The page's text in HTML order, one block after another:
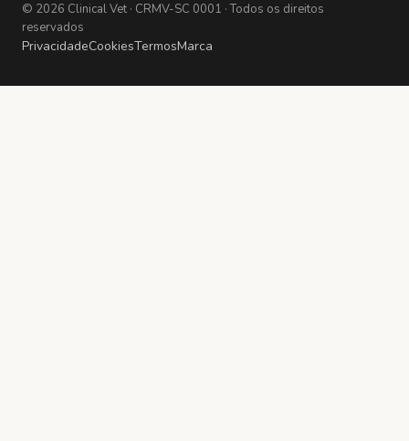
© 2026 Clinical Vet · CRMV-SC 0001 · Todos os direitos
reservados
PrivacidadeCookiesTermosMarca